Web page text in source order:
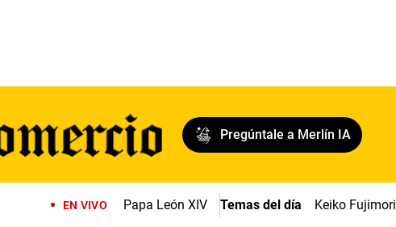
Pregúntale a Merlín IA
EN VIVO Papa León XIV Temas del día Keiko Fujimori